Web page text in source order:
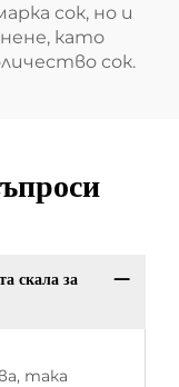
сок, но и
като
сок.
скала за
така